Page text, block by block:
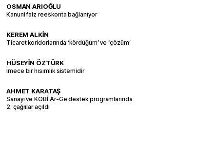
OSMAN ARIOĞLU
Kanuni faiz reeskonta bağlanıyor
KEREM ALKİN
Ticaret koridorlarında ‘kördüğüm’ ve ‘çözüm’
HÜSEYİN ÖZTÜRK
İmece bir hısımlık sistemidir
AHMET KARATAŞ
Sanayi ve KOBİ Ar-Ge destek programlarında
2. çağrılar açıldı